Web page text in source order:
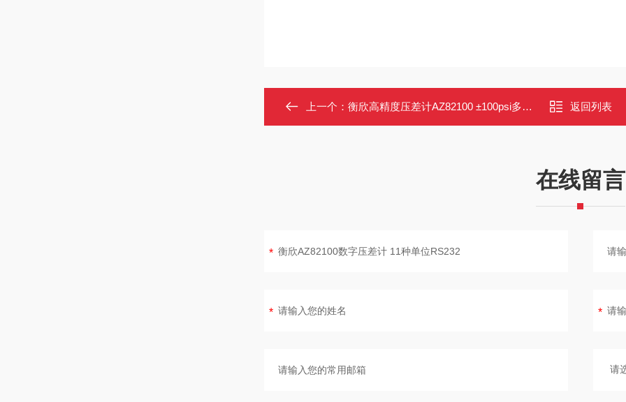
上一个： 衡欣高精度压差计AZ82100 ±100psi多单位 返回列表
在线留言